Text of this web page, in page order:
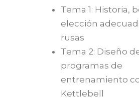
Tema 1: Historia,
elección
rusas
Tema 2: Diseño
programas de
entrenamiento
Kettlebell